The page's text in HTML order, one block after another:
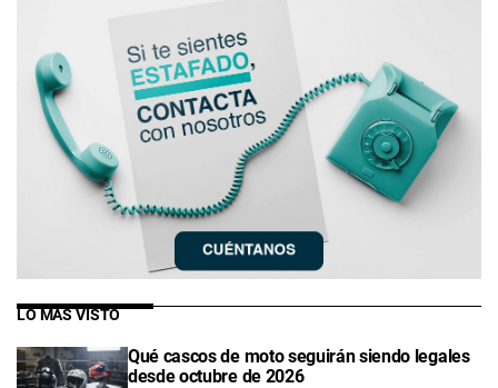
LO MÁS VISTO
Qué cascos de moto seguirán siendo legales
desde octubre de 2026